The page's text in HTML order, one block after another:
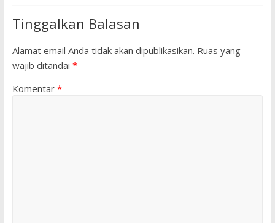
Tinggalkan Balasan
Alamat email Anda tidak akan dipublikasikan. Ruas yang
wajib ditandai *
Komentar *